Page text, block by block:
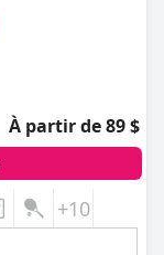
À partir de 89 $
+10